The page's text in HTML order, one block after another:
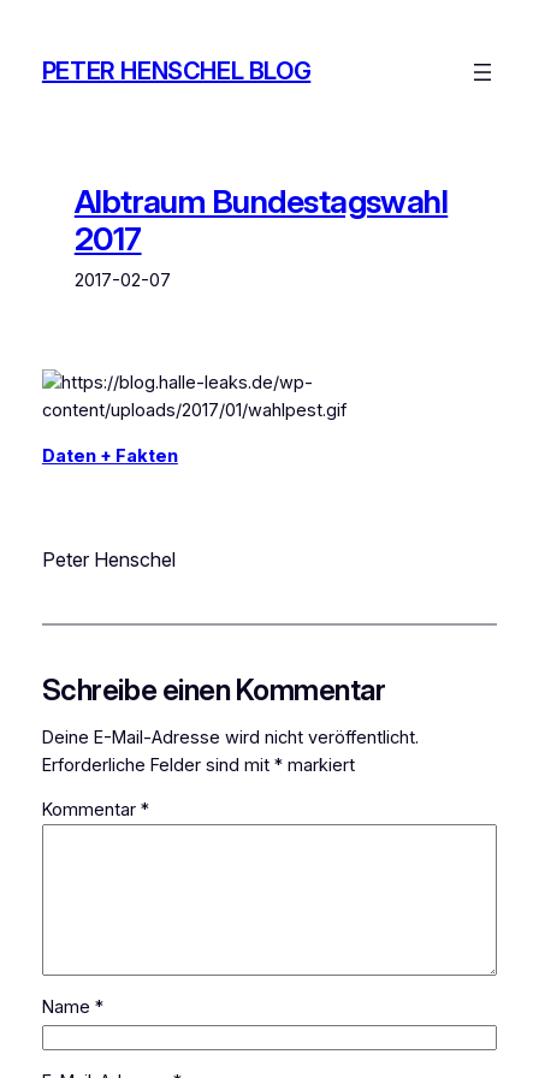
springen
PETER HENSCHEL BLOG
Albtraum Bundestagswahl
2017
2017-02-07
Daten + Fakten
Peter Henschel
Schreibe einen Kommentar
Deine E-Mail-Adresse wird nicht veröffentlicht.
Erforderliche Felder sind mit *markiert
Kommentar *
Name *